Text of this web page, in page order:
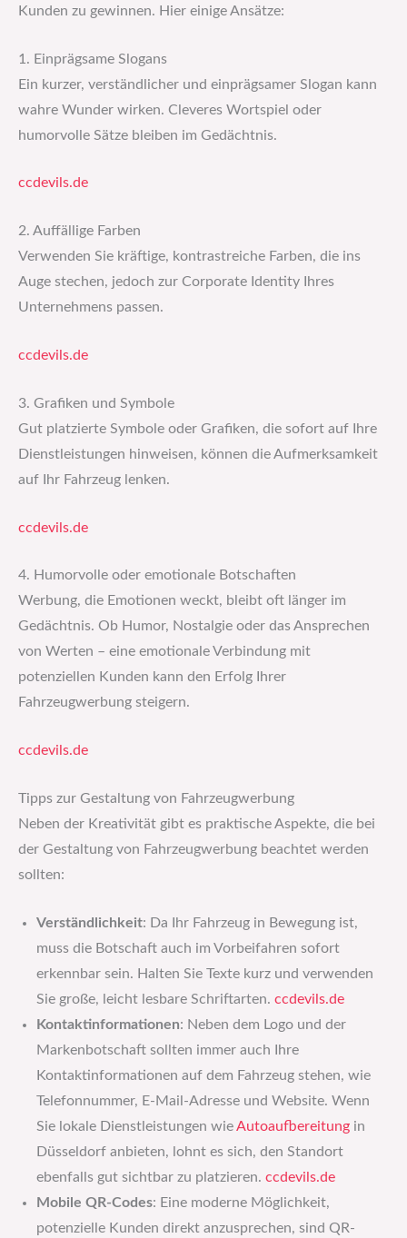
Kunden zu gewinnen. Hier einige Ansätze:
1. Einprägsame Slogans
Ein kurzer, verständlicher und einprägsamer Slogan kann
wahre Wunder wirken. Cleveres Wortspiel oder
humorvolle Sätze bleiben im Gedächtnis.
ccdevils.de
2. Auffällige Farben
Verwenden Sie kräftige, kontrastreiche Farben, die ins
Auge stechen, jedoch zur Corporate Identity Ihres
Unternehmens passen.
ccdevils.de
3. Grafiken und Symbole
Gut platzierte Symbole oder Grafiken, die sofort auf Ihre
Dienstleistungen hinweisen, können die Aufmerksamkeit
auf Ihr Fahrzeug lenken.
ccdevils.de
4. Humorvolle oder emotionale Botschaften
Werbung, die Emotionen weckt, bleibt oft länger im
Gedächtnis. Ob Humor, Nostalgie oder das Ansprechen
von Werten – eine emotionale Verbindung mit
potenziellen Kunden kann den Erfolg Ihrer
Fahrzeugwerbung steigern.
ccdevils.de
Tipps zur Gestaltung von Fahrzeugwerbung
Neben der Kreativität gibt es praktische Aspekte, die bei
der Gestaltung von Fahrzeugwerbung beachtet werden
sollten:
Verständlichkeit: Da Ihr Fahrzeug in Bewegung ist,
muss die Botschaft auch im Vorbeifahren sofort
erkennbar sein. Halten Sie Texte kurz und verwenden
Sie große, leicht lesbare Schriftarten. ccdevils.de
Kontaktinformationen: Neben dem Logo und der
Markenbotschaft sollten immer auch Ihre
Kontaktinformationen auf dem Fahrzeug stehen, wie
Telefonnummer, E-Mail-Adresse und Website. Wenn
Sie lokale Dienstleistungen wie Autoaufbereitung in
Düsseldorf anbieten, lohnt es sich, den Standort
ebenfalls gut sichtbar zu platzieren. ccdevils.de
Mobile QR-Codes: Eine moderne Möglichkeit,
potenzielle Kunden direkt anzusprechen, sind QR-